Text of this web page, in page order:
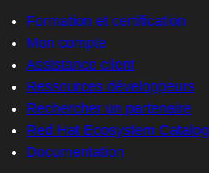
Formation et certification
Mon compte
Assistance client
Ressources développeurs
Rechercher un partenaire
Red Hat Ecosystem Catalog
Documentation